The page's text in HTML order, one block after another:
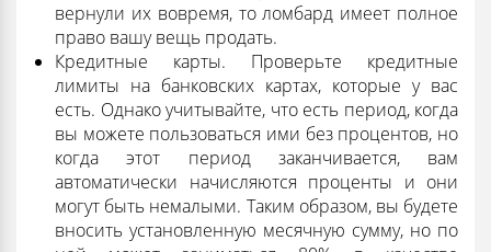
вернули их вовремя, то ломбард имеет полное
право вашу вещь продать.
Кредитные карты. Проверьте кредитные
лимиты на банковских картах, которые у вас
есть. Однако учитывайте, что есть период, когда
вы можете пользоваться ими без процентов, но
когда этот период заканчивается, вам
автоматически начисляются проценты и они
могут быть немалыми. Таким образом, вы будете
вносить установленную месячную сумму, но по